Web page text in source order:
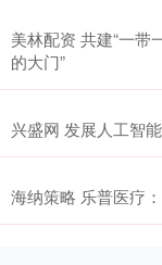
美林配资 共建“一带
的大门”
兴盛网 发展人工智
海纳策略 乐普医疗